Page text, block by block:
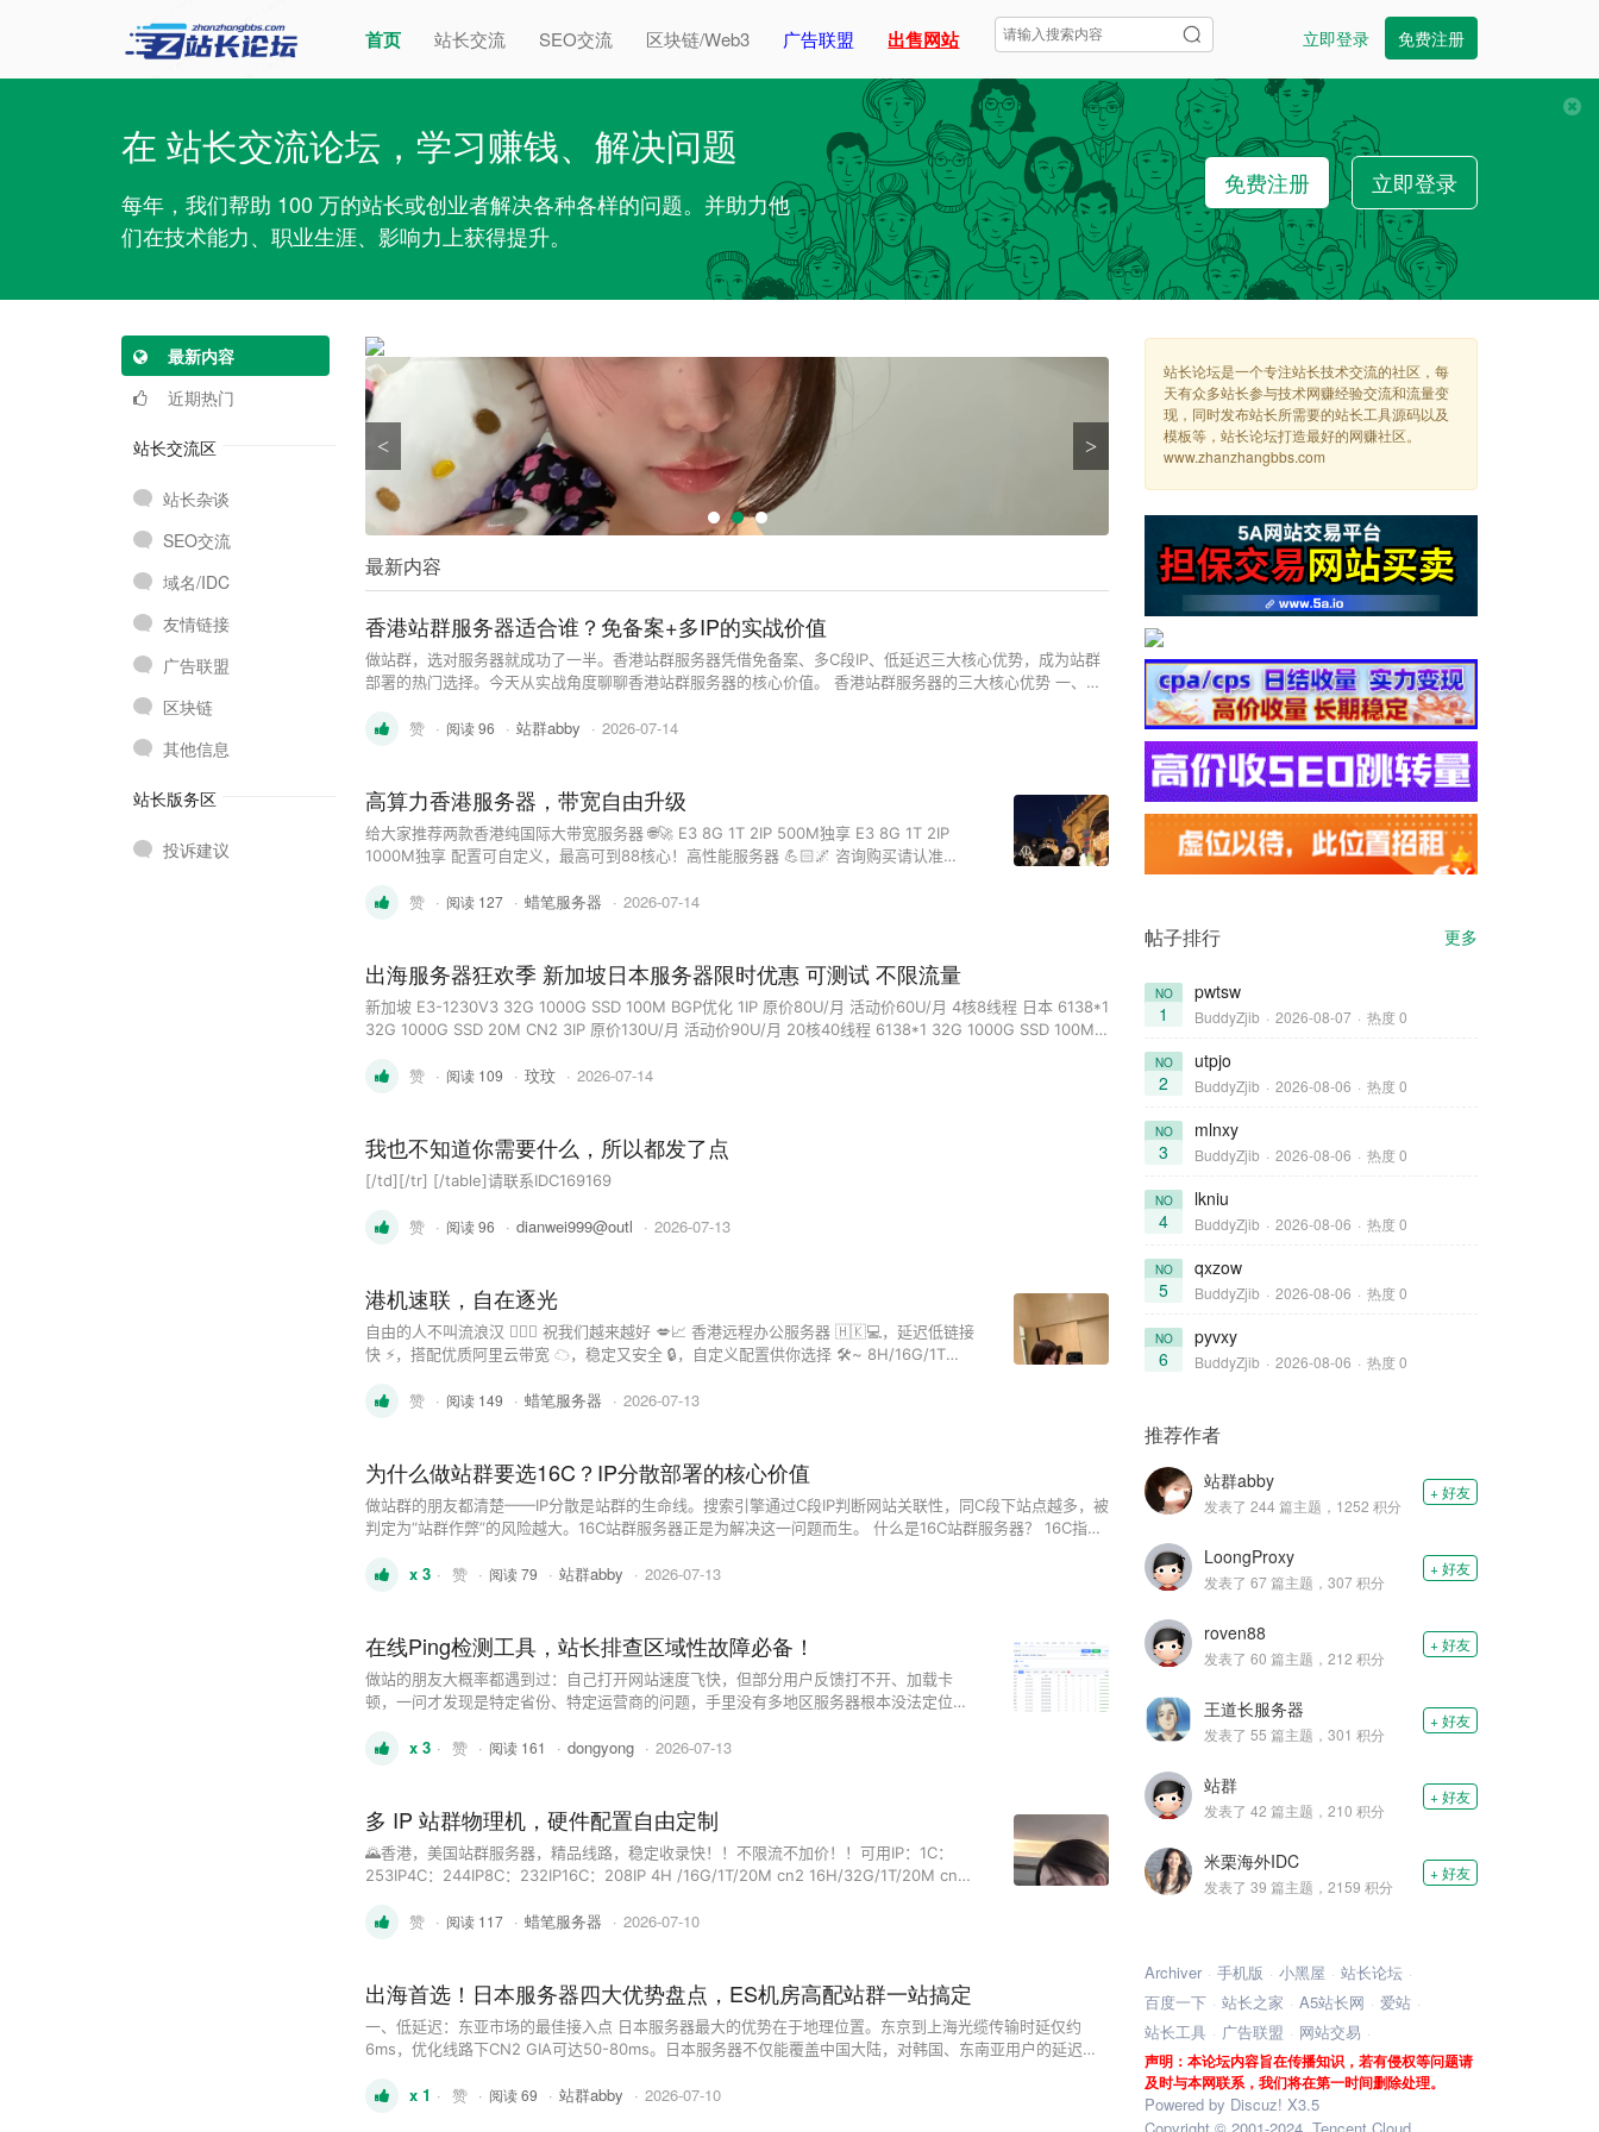
首页 站长交流 SEO交流 区块链/Web3 广告联盟 出售网站 立即登录 免费注册
在 站长交流论坛，学习赚钱、解决问题
每年，我们帮助 100 万的站长或创业者解决各种各样的问题。并助力他
们在技术能力、职业生涯、影响力上获得提升。
免费注册 立即登录
最新内容
近期热门
站长交流区
站长杂谈
SEO交流
域名/IDC
友情链接
广告联盟
区块链
其他信息
站长版务区
投诉建议
< >
最新内容
香港站群服务器适合谁？免备案+多IP的实战价值
做站群，选对服务器就成功了一半。香港站群服务器凭借免备案、多C段IP、低延迟三大核心优势，成为站群
部署的热门选择。今天从实战角度聊聊香港站群服务器的核心价值。 香港站群服务器的三大核心优势 一、多
断网站关联性 ...
赞 · 阅读 96 · 站群abby · 2026-07-14
高算力香港服务器，带宽自由升级
给大家推荐两款香港纯国际大带宽服务器 🌐🚀 E3 8G 1T 2IP 500M独享 E3 8G 1T 2IP
1000M独享 配置可自定义，最高可到88核心！高性能服务器 💪🏻🌌 咨询购买请认准
赞 · 阅读 127 · 蜡笔服务器 · 2026-07-14
出海服务器狂欢季 新加坡日本服务器限时优惠 可测试 不限流量
新加坡 E3-1230V3 32G 1000G SSD 100M BGP优化 1IP 原价80U/月 活动价60U/月 4核8线程 日本 6138*1
32G 1000G SSD 20M CN2 3IP 原价130U/月 活动价90U/月 20核40线程 6138*1 32G 1000G SSD 100M
...
赞 · 阅读 109 · 玟玟 · 2026-07-14
我也不知道你需要什么，所以都发了点
[/td][/tr] [/table]请联系IDC169169
赞 · 阅读 96 · dianwei999@outl · 2026-07-13
港机速联，自在逐光
自由的人不叫流浪汉 🚶‍♂️✨ 祝我们越来越好 💋📈 香港远程办公服务器 🇭🇰💻，延迟低链接
快 ⚡️，搭配优质阿里云带宽 ☁️，稳定又安全 🔒，自定义配置供你选择 🛠~ 8H/16G/1T
请认准telegram：https://t.me/lookatmesealook QQ：3795 ...
赞 · 阅读 149 · 蜡笔服务器 · 2026-07-13
为什么做站群要选16C？IP分散部署的核心价值
做站群的朋友都清楚——IP分散是站群的生命线。搜索引擎通过C段IP判断网站关联性，同C段下站点越多，被
判定为“站群作弊”的风险越大。16C站群服务器正是为解决这一问题而生。 什么是16C站群服务器？ 16C指服
比1C（253个IP ...
x 3 · 赞 · 阅读 79 · 站群abby · 2026-07-13
在线Ping检测工具，站长排查区域性故障必备！
做站的朋友大概率都遇到过：自己打开网站速度飞快，但部分用户反馈打不开、加载卡
顿，一问才发现是特定省份、特定运营商的问题，手里没有多地区服务器根本没法定位根
运营商节点，专门用来快速定位网站区域性访问问题。🔥 功能场景# [*]更 ...
x 3 · 赞 · 阅读 161 · dongyong · 2026-07-13
多 IP 站群物理机，硬件配置自由定制
🌄香港，美国站群服务器，精品线路，稳定收录快！！不限流不加价！！可用IP：1C：
253IP4C：244IP8C：232IP16C：208IP 4H /16G/1T/20M cn2 16H/32G/1T/20M cn2
请认准telegram：https://t.me/lookatmesealookQQ：3795091076 ...
赞 · 阅读 117 · 蜡笔服务器 · 2026-07-10
出海首选！日本服务器四大优势盘点，ES机房高配站群一站搞定
一、低延迟：东亚市场的最佳接入点 日本服务器最大的优势在于地理位置。东京到上海光缆传输时延仅约
6ms，优化线路下CN2 GIA可达50-80ms。日本服务器不仅能覆盖中国大陆，对韩国、东南亚用户的延迟同
开即用的快速部署 国内 ...
x 1 · 赞 · 阅读 69 · 站群abby · 2026-07-10
站长论坛是一个专注站长技术交流的社区，每
天有众多站长参与技术网赚经验交流和流量变
现，同时发布站长所需要的站长工具源码以及
模板等，站长论坛打造最好的网赚社区。
www.zhanzhangbbs.com
帖子排行 更多
NO
1
pwtsw
BuddyZjib · 2026-08-07 · 热度 0
NO
2
utpjo
BuddyZjib · 2026-08-06 · 热度 0
NO
3
mlnxy
BuddyZjib · 2026-08-06 · 热度 0
NO
4
lkniu
BuddyZjib · 2026-08-06 · 热度 0
NO
5
qxzow
BuddyZjib · 2026-08-06 · 热度 0
NO
6
pyvxy
BuddyZjib · 2026-08-06 · 热度 0
推荐作者
站群abby
发表了 244 篇主题，1252 积分
+ 好友
LoongProxy
发表了 67 篇主题，307 积分
+ 好友
roven88
发表了 60 篇主题，212 积分
+ 好友
王道长服务器
发表了 55 篇主题，301 积分
+ 好友
站群
发表了 42 篇主题，210 积分
+ 好友
米栗海外IDC
发表了 39 篇主题，2159 积分
+ 好友
Archiver 手机版 小黑屋
站长论坛
百度一下
站长之家 A5站长网
爱站
站长工具
广告联盟 网站交易
声明：本论坛内容旨在传播知识，若有侵权等问题请
及时与本网联系，我们将在第一时间删除处理。
Powered by Discuz! X3.5